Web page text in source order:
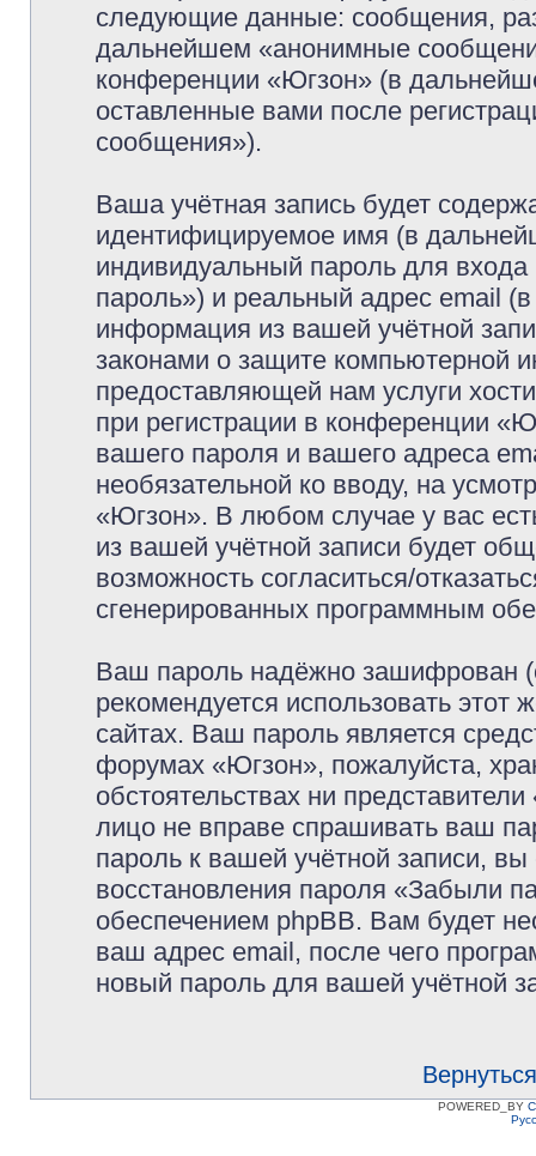
следующие данные: сообщения,
дальнейшем «анонимные
конференции «Югзон» (в
оставленные вами после
сообщения»).
Ваша учётная запись будет
идентифицируемое имя (в
индивидуальный пароль для
пароль») и реальный адрес email
информация из вашей учётной
законами о защите компьютерной
предоставляющей нам услуги
при регистрации в конференции
вашего пароля и вашего адреса
необязательной ко вводу, на
«Югзон». В любом случае у вас
из вашей учётной записи будет
возможность согласиться/
сгенерированных программным
Ваш пароль надёжно зашифрован
рекомендуется использовать этот
сайтах. Ваш пароль является
форумах «Югзон», пожалуйста,
обстоятельствах ни
лицо не вправе спрашивать ваш
пароль к вашей учётной записи,
восстановления пароля «Забыли
обеспечением phpBB. Вам будет
ваш адрес email, после чего
новый пароль для вашей учётной
POWERED_BY